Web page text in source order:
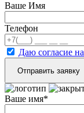
Ваше Имя
Телефон
Даю согласие
Ваше имя*